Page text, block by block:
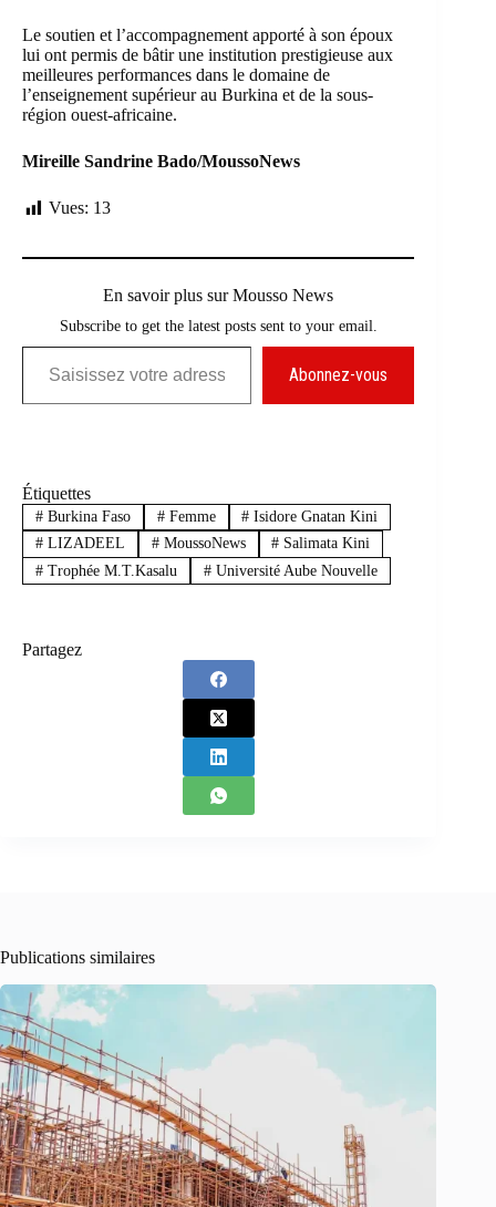
Le soutien et l’accompagnement apporté à son époux
lui ont permis de bâtir une institution prestigieuse aux
meilleures performances dans le domaine de
l’enseignement supérieur au Burkina et de la sous-
région ouest-africaine.
Mireille Sandrine Bado/MoussoNews
Vues: 13
En savoir plus sur Mousso News
Subscribe to get the latest posts sent to your email.
Saisissez votre adresse e-mail…
Abonnez-vous
Étiquettes
#Burkina Faso #Femme # Isidore Gnatan Kini
#LIZADEEL #MoussoNews # Salimata Kini
#Trophée M.T.Kasalu #Université Aube Nouvelle
Partagez
Publications similaires